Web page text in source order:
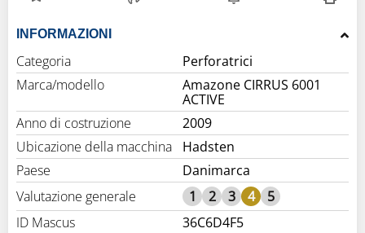
INFORMAZIONI
Categoria
Perforatrici
Marca/modello
Amazone CIRRUS 6001
ACTIVE
Anno di costruzione
2009
Ubicazione della macchina
Hadsten
Paese
Danimarca
Valutazione generale
1 2 3 4
5
ID Mascus
36C6D4F5